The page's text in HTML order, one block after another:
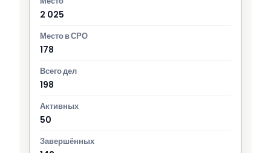
2 025
178
198
50